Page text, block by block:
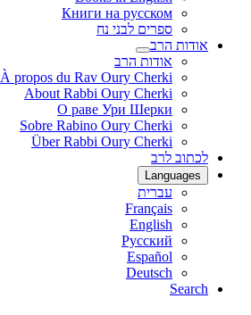
Книги на русском
ספרים לבני נח
אודות הרב
אודות הרב
À propos du Rav Oury Cherki
About Rabbi Oury Cherki
О раве Ури Шерки
Sobre Rabino Oury Cherki
Über Rabbi Oury Cherki
לכתוב לרב
Languages
עברית
Français
English
Русский
Español
Deutsch
Search